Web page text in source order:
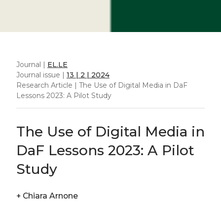
Journal | EL.LE
Journal issue | 13 | 2 | 2024
Research Article | The Use of Digital Media in DaF
Lessons 2023: A Pilot Study
The Use of Digital Media in
DaF Lessons 2023: A Pilot
Study
+ Chiara Arnone